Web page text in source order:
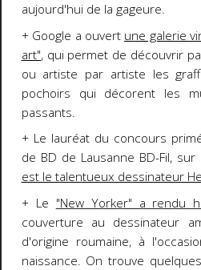
aujourd'hui de la gageure.
+ Google a ouvert une galerie
art", qui permet de découvrir
ou artiste par artiste les
pochoirs qui décorent les
passants.
+ Le lauréat du concours
de BD de Lausanne BD-Fil,
est le talentueux dessinateur
+ Le "New Yorker" a rendu
couverture au dessinateur
d'origine roumaine, à
naissance. On trouve